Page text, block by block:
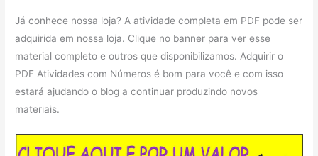
Já conhece nossa loja? A atividade completa em PDF pode ser
adquirida em nossa loja. Clique no banner para ver esse
material completo e outros que disponibilizamos. Adquirir o
PDF Atividades com Números é bom para você e com isso
estará ajudando o blog a continuar produzindo novos
materiais.